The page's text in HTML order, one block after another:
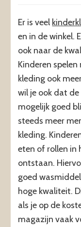
Er is veel
en in de winkel.
ook naar de
Kinderen
kleding ook
wil je ook dat
mogelijk goed
steeds meer
kleding.
eten of rollen in
ontstaan.
goed
hoge kwaliteit.
als je op de
magazijn vaak